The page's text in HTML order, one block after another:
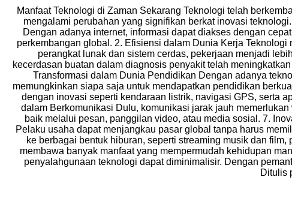
Manfaat Teknologi di Zaman Sekarang Teknologi telah
mengalami perubahan yang signifikan berkat inovasi
Dengan adanya internet, informasi dapat diakses dengan
perkembangan global. 2. Efisiensi dalam Dunia Kerja
perangkat lunak dan sistem cerdas, pekerjaan menjadi
kecerdasan buatan dalam diagnosis penyakit telah
Transformasi dalam Dunia Pendidikan Dengan adanya
memungkinkan siapa saja untuk mendapatkan pendidikan
dengan inovasi seperti kendaraan listrik, navigasi GPS, serta
dalam Berkomunikasi Dulu, komunikasi jarak jauh
baik melalui pesan, panggilan video, atau media sosial. 7.
Pelaku usaha dapat menjangkau pasar global tanpa harus
ke berbagai bentuk hiburan, seperti streaming musik dan
membawa banyak manfaat yang mempermudah kehidupan
penyalahgunaan teknologi dapat diminimalisir. Dengan
Ditulis